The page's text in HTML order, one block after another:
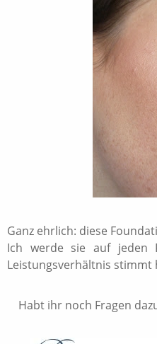
Ganz ehrlich: diese
Ich werde sie auf jeden
Leistungsverhältnis stimmt
Habt ihr noch Fragen